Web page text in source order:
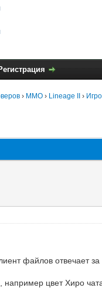
› MMO › Lineage II ›
файлов отвечает за
цвет Хиро